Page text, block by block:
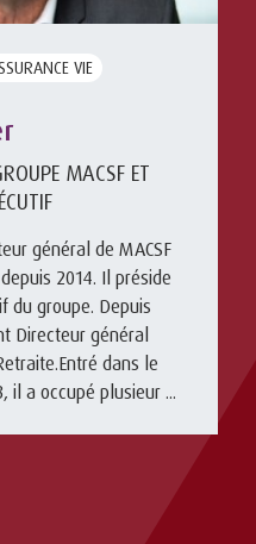
VIE
MACSF ET
général de MACSF
2014. Il préside
du groupe. Depuis
Directeur général
dans le
il a occupé plusieur ...